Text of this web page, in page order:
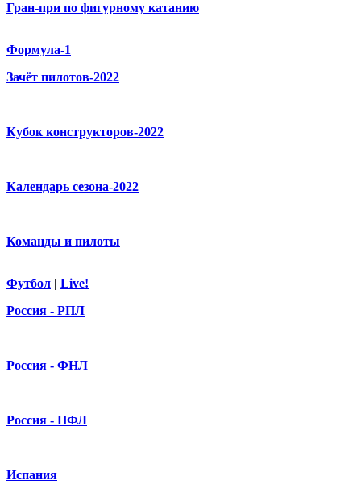
Гран-при по фигурному катанию
Формула-1
Зачёт пилотов-2022
Кубок конструкторов-2022
Календарь сезона-2022
Команды и пилоты
Футбол | Live!
Россия - РПЛ
Россия - ФНЛ
Россия - ПФЛ
Испания